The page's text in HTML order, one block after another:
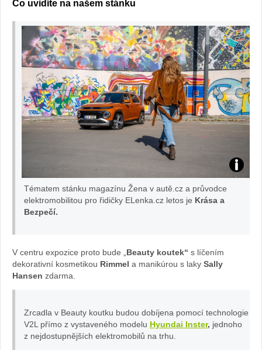
Co uvidíte na našem stánku
Inster:
Tématem stánku magazínu Žena v autě.cz a průvodce
elektromobilitou pro řidičky ELenka.cz letos je Krása a
Bezpečí.
V centru expozice proto bude „Beauty koutek“ s líčením
dekorativní kosmetikou Rimmel a manikúrou s laky Sally
Hansen zdarma.
Zrcadla v Beauty koutku budou dobíjena pomocí technologie
V2L přímo z vystaveného modelu Hyundai Inster, jednoho
z nejdostupnějších elektromobilů na trhu.